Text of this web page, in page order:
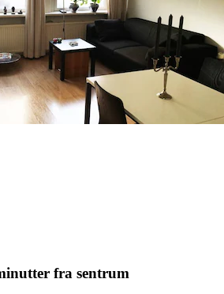
fra sentrum